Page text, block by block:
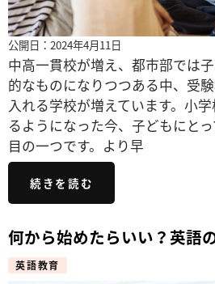
公開日：2024年4月11日
中高一貫校が増え、都市部では
的なものになりつつある中、受
入れる学校が増えています。小
るようになった今、子どもにと
目の一つです。より早
続きを読む
何から始めたらいい？英語
英語教育